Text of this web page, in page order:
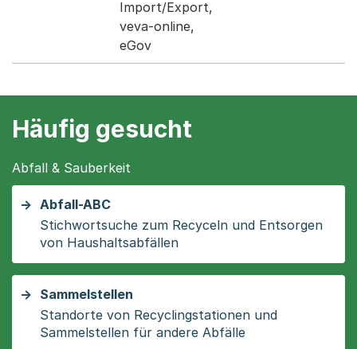
Import/Export,
veva-online,
eGov
Häufig gesucht
Abfall & Sauberkeit
Abfall-ABC
Stichwortsuche zum Recyceln und Entsorgen
von Haushaltsabfällen
Sammelstellen
Standorte von Recyclingstationen und
Sammelstellen für andere Abfälle